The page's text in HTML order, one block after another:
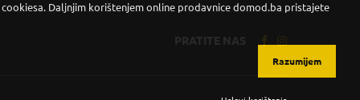
PRATITE NAS
Daljnjim korištenjem online prodavnice domod.ba pristajete
Razumijem